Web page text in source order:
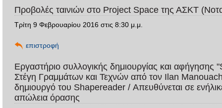
Προβολές ταινιών στο Project Space της ΑΣΚΤ
Τρίτη 9 Φεβρουαρίου 2016 στις 8:30 μ.μ.
επιστροφή
Εργαστήριο συλλογικής δημιουργίας και αφήγησης
Στέγη Γραμμάτων και Τεχνών από τον Ilan
δημιουργό του Shapereader / Απευθύνεται σε
απώλεια όρασης